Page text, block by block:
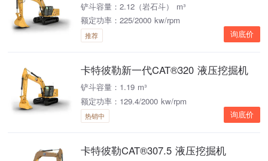
铲斗容量：2.12（岩石斗） m³
额定功率：225/2000 kw/rpm
推荐 询底价
卡特彼勒新一代CAT®320 液压挖掘机
铲斗容量：1.19 m³
额定功率：129.4/2000 kw/rpm
热销中 询底价
卡特彼勒CAT®307.5 液压挖掘机